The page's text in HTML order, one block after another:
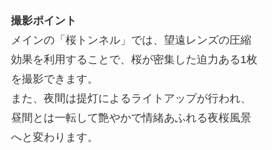
撮影ポイント
メインの「桜トンネル」では、望遠レンズの圧縮
効果を利用することで、桜が密集した迫力ある1枚
を撮影できます。
また、夜間は提灯によるライトアップが行われ、
昼間とは一転して艶やかで情緒あふれる夜桜風景
へと変わります。